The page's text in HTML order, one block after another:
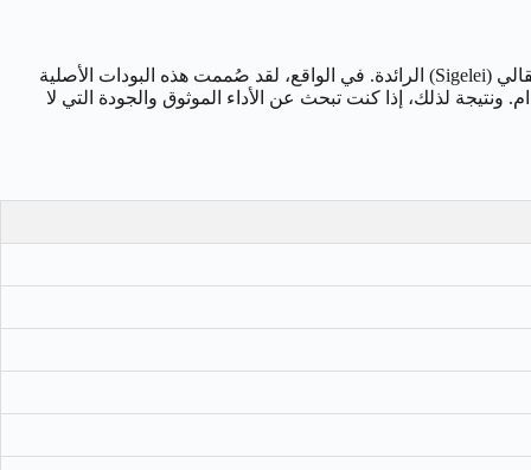
من شركة سيقالي (Sigelei) الرائدة. في الواقع، لقد صُممت هذه البودات الأصلية
لذلك، إذا كنت تبحث عن الأداء الموثوق والجودة التي لا